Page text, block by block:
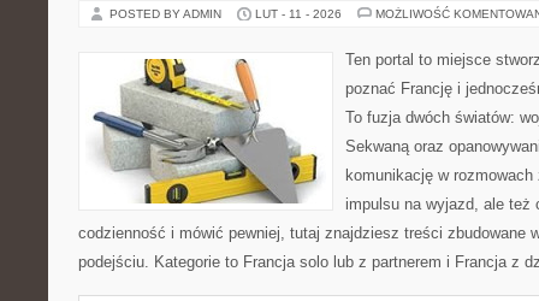
POSTED BY ADMIN LUT - 11 - 2026 MOŻLIWOŚĆ
Ten portal to miejsce
poznać Francję i
To fuzja dwóch światów:
Sekwaną oraz
komunikację w
impulsu na wyjazd, ale
codzienność i mówić pewniej, tutaj znajdziesz treści zbudowane
podejściu. Kategorie to Francja solo lub z partnerem i Francja z